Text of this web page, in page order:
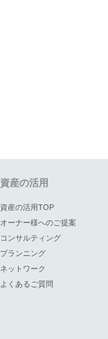
資産の活用
資産の活用TOP
オーナー様へのご提案
コンサルティング
プランニング
ネットワーク
よくあるご質問